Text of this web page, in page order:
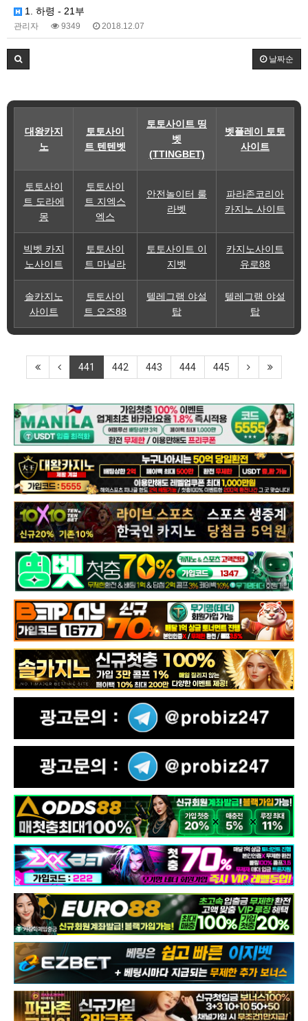
1. 하령 - 21부
관리자 9349 2018.12.07
날짜순
대왕카지
노
토토사이
트 텐텐벳
토토사이트 띵
벳
(TTINGBET)
벳플레이 토토
사이트
토토사이
트 도라에
몽
토토사이
트 지엑스
엑스
안전놀이터 룰
라벳
파라존코리아
카지노 사이트
빅벳 카지
노사이트
토토사이
트 마닐라
토토사이트 이
지벳
카지노사이트
유로88
솔카지노
사이트
토토사이
트 오즈88
텔레그램 야설
탑
텔레그램 야설
탑
441 442 443 444 445